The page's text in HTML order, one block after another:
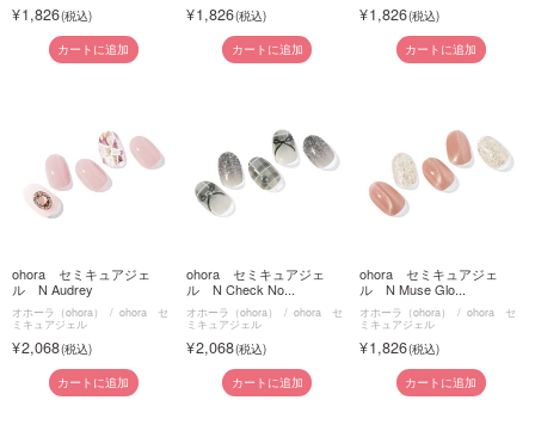
1,826
カートに追加
1,826
カートに追加
1,826
カートに追加
ohora セミキュアジェ
ル N Audrey
オホーラ（ohora） ohora セ
ミキュアジェル
2,068
カートに追加
ohora セミキュアジェ
ル N Check No...
オホーラ（ohora） ohora セ
ミキュアジェル
2,068
カートに追加
ohora セミキュアジェ
ル N Muse Glo...
オホーラ（ohora） ohora セ
ミキュアジェル
1,826
カートに追加